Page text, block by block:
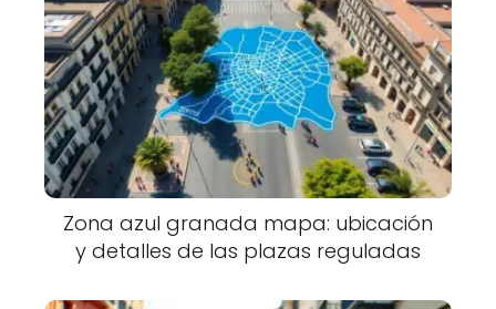
Zona azul granada mapa: ubicación
y detalles de las plazas reguladas